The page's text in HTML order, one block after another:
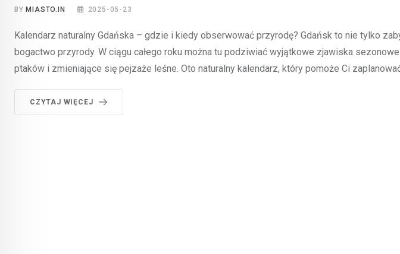
BY MIASTO.IN 2025-05-23
Kalendarz naturalny Gdańska – gdzie i kiedy obserwować przyrodę? Gdańsk to nie tylko
bogactwo przyrody. W ciągu całego roku można tu podziwiać wyjątkowe zjawiska
ptaków i zmieniające się pejzaże leśne. Oto naturalny kalendarz, który pomoże Ci
CZYTAJ WIĘCEJ